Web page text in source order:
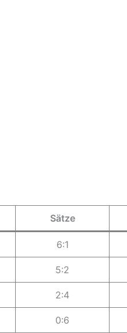
Sätze
6:1
5:2
2:4
0:6